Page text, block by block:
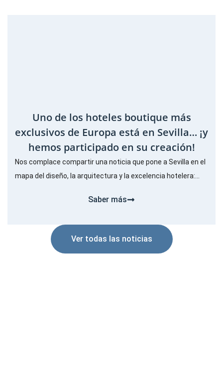
Uno de los hoteles boutique más
exclusivos de Europa está en Sevilla… ¡y
hemos participado en su creación!
Nos complace compartir una noticia que pone a Sevilla en el
mapa del diseño, la arquitectura y la excelencia hotelera:...
Saber más
Ver todas las noticias